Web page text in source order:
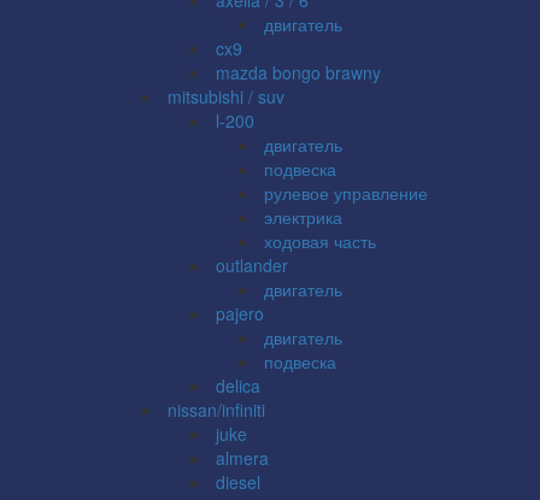
двигатель
cx9
mazda bongo brawny
mitsubishi / suv
l-200
двигатель
подвеска
рулевое управление
электрика
ходовая часть
outlander
двигатель
pajero
двигатель
подвеска
delica
nissan/infiniti
juke
almera
diesel